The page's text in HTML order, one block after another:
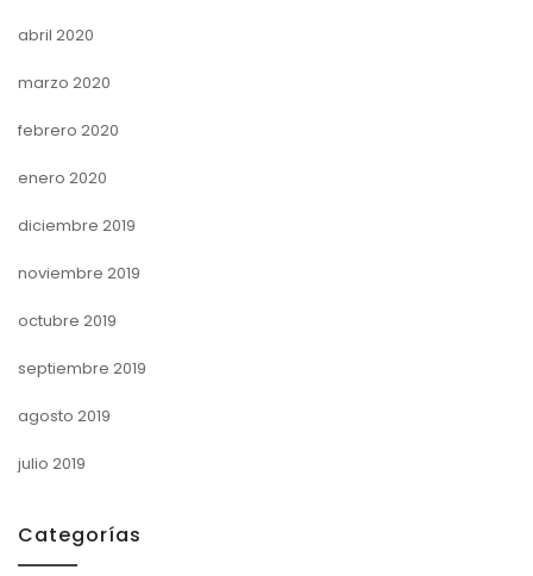
abril 2020
marzo 2020
febrero 2020
enero 2020
diciembre 2019
noviembre 2019
octubre 2019
septiembre 2019
agosto 2019
julio 2019
Categorías